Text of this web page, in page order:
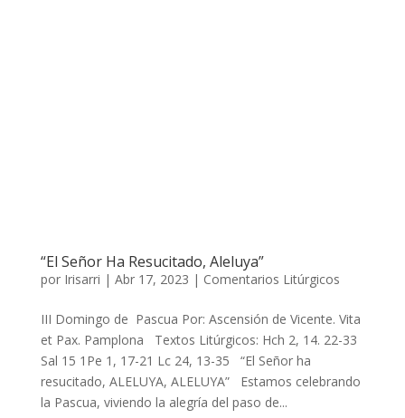
“El Señor Ha Resucitado, Aleluya”
por Irisarri | Abr 17, 2023 | Comentarios Litúrgicos
III Domingo de Pascua Por: Ascensión de Vicente. Vita
et Pax. Pamplona Textos Litúrgicos: Hch 2, 14. 22-33
Sal 15 1Pe 1, 17-21 Lc 24, 13-35 “El Señor ha
resucitado, ALELUYA, ALELUYA” Estamos celebrando
la Pascua, viviendo la alegría del paso de...